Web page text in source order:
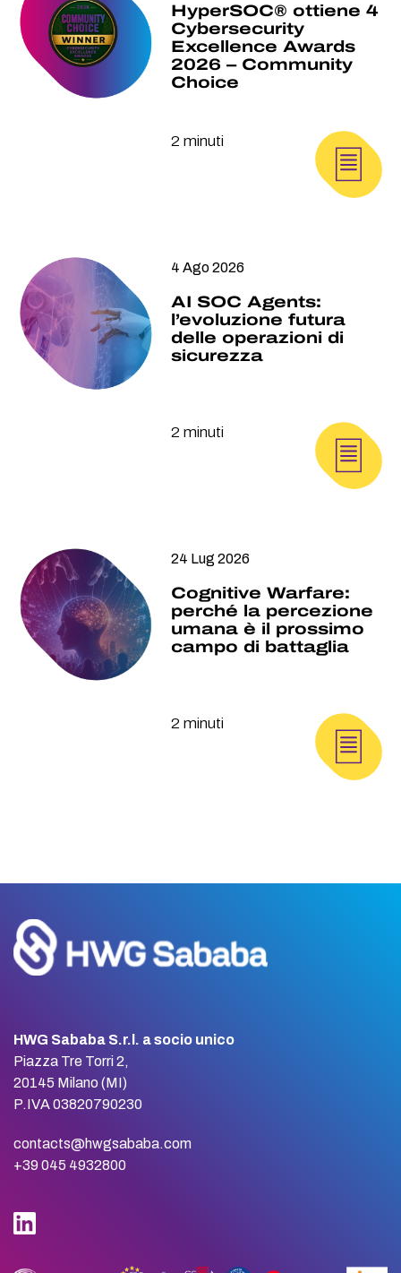
HyperSOC® ottiene 4
Cybersecurity
Excellence Awards
2026 – Community
Choice
2 minuti
4 Ago 2026
AI SOC Agents:
l’evoluzione futura
delle operazioni di
sicurezza
2 minuti
24 Lug 2026
Cognitive Warfare:
perché la percezione
umana è il prossimo
campo di battaglia
2 minuti
HWG Sababa S.r.l. a socio unico
Piazza Tre Torri 2,
20145 Milano (MI)
P.IVA 03820790230
contacts@hwgsababa.com
+39 045 4932800